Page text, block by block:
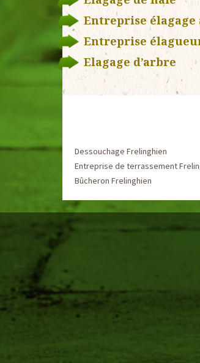
Entreprise élagage
Entreprise
Elagage d’arbre
Dessouchage Frelinghien
Entreprise de terrassement
Bûcheron Frelinghien